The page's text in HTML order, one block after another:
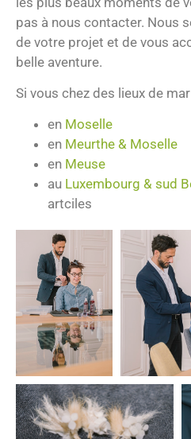
pas à nous contacter. Nous
de votre projet et de vous
belle aventure.
Si vous chez des lieux de
en Moselle
en Meurthe & Moselle
en Meuse
au Luxembourg & sud
artciles